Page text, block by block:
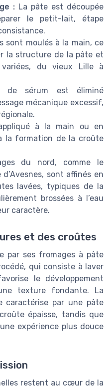
: La pâte est découpée
le petit-lait, étape
sont moulés à la main, ce
la structure de la pâte et
variées, du vieux Lille à
de sérum est éliminé
mécanique excessif,
à la main ou en
la formation de la croûte
du nord, comme le
sont affinés en
lavées, typiques de la
brossées à l’eau
caractère.
et des croûtes
par ses fromages à pâte
qui consiste à laver
le développement
texture fondante. La
caractérise par une pâte
épaisse, tandis que
expérience plus douce
restent au cœur de la